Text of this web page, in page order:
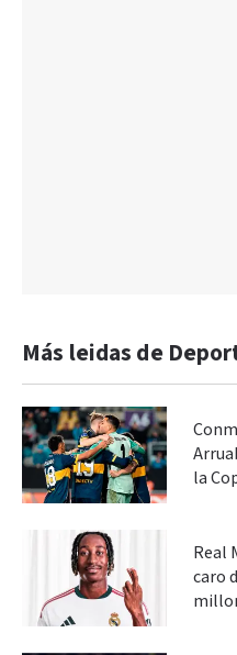
Más leidas de
la
Real
caro